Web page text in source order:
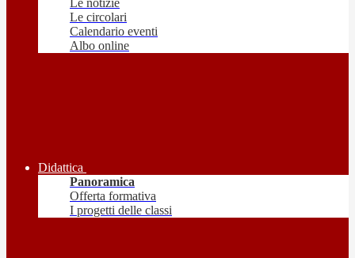
Le notizie
Le circolari
Calendario eventi
Albo online
Didattica
Panoramica
Offerta formativa
I progetti delle classi